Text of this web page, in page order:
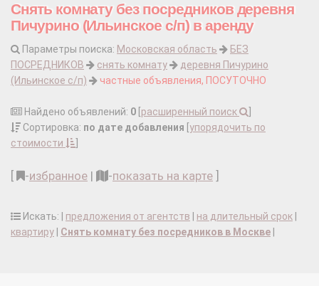
Снять комнату без посредников деревня
Пичурино (Ильинское с/п) в аренду
Параметры поиска: Московская область
БЕЗ
ПОСРЕДНИКОВ
снять комнату
деревня Пичурино
(Ильинское с/п)
частные объявления, ПОСУТОЧНО
Найдено объявлений: 0 расширенный поиск
Сортировка: по дате добавления упорядочить по
стоимости
-избранное | -показать на карте
Искать: | предложения от агентств на длительный срок
квартиру
Снять комнату без посредников в Москве